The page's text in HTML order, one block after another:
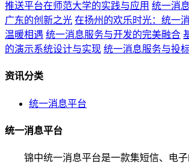
推送平台在师范大学的实践与应用 统一消
广东的创新之光 在扬州的欢乐时光：统一
温暖相遇 统一消息服务与开发的完美融合
的演示系统设计与实现 统一消息服务与投
资讯分类
统一消息平台
统一消息平台
锦中统一消息平台是一款集短信、电子